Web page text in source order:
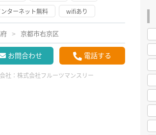
ンターネット無料
wifiあり
京都市右京区
お問合わせ 電話する
社： 株式会社フルーツマンスリー